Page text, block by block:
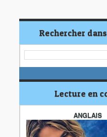
Rechercher
Lecture en
ANGLAIS